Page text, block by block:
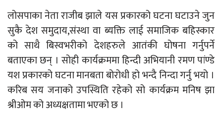
लोसपाका नेता राजीब झाले यस प्रकारको घटना घटाउने जुन
सुकै देश समुदाय,संस्था वा ब्यक्ति लाई समाजिक बहिस्कार
को साथै बिस्वभरीको देशहरुले आतंकी घोषना गर्नुपर्ने
बताएका छन् । सोही कार्यक्रममा हिन्दी अभियानी रमण पांण्डे
यश प्रकारको घटना मानबता बोरोधी हो भन्दै निन्दा गर्नु भयो ।
करिब सय जनाको उपस्थिति रहेको सो कार्यक्रम मनिष झा
श्रीओम को अध्यक्षतामा भएको छ ।